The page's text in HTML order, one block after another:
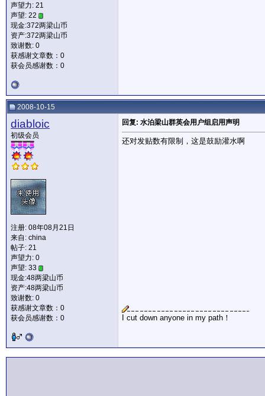
声望力: 21
声望: 22
现金:372两梁山币
资产:372两梁山币
致谢数: 0
获感谢文章数：0
获会员感谢数：0
2008-10-15
diabloic
初级会员
注册: 08年08月21日
来自: china
帖子: 21
声望力: 0
声望: 33
现金:48两梁山币
资产:48两梁山币
致谢数: 0
获感谢文章数：0
获会员感谢数：0
回复: 水泊梁山群英会用户组启用声明
还对发贴数有限制，这是鼓励灌水啊
I cut down anyone in my path！